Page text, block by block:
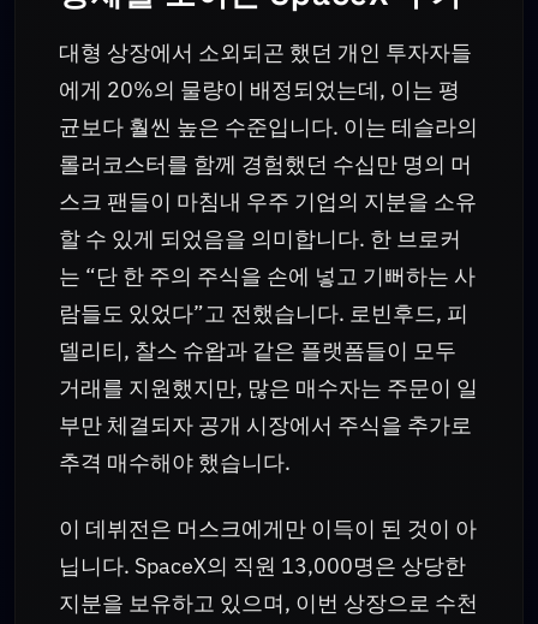
대형 상장에서 소외되곤 했던 개인 투자자들
에게 20%의 물량이 배정되었는데, 이는 평
균보다 훨씬 높은 수준입니다. 이는 테슬라의
롤러코스터를 함께 경험했던 수십만 명의 머
스크 팬들이 마침내 우주 기업의 지분을 소유
할 수 있게 되었음을 의미합니다. 한 브로커
는 “단 한 주의 주식을 손에 넣고 기뻐하는 사
람들도 있었다”고 전했습니다. 로빈후드, 피
델리티, 찰스 슈왑과 같은 플랫폼들이 모두
거래를 지원했지만, 많은 매수자는 주문이 일
부만 체결되자 공개 시장에서 주식을 추가로
추격 매수해야 했습니다.
이 데뷔전은 머스크에게만 이득이 된 것이 아
닙니다. SpaceX의 직원 13,000명은 상당한
지분을 보유하고 있으며, 이번 상장으로 수천